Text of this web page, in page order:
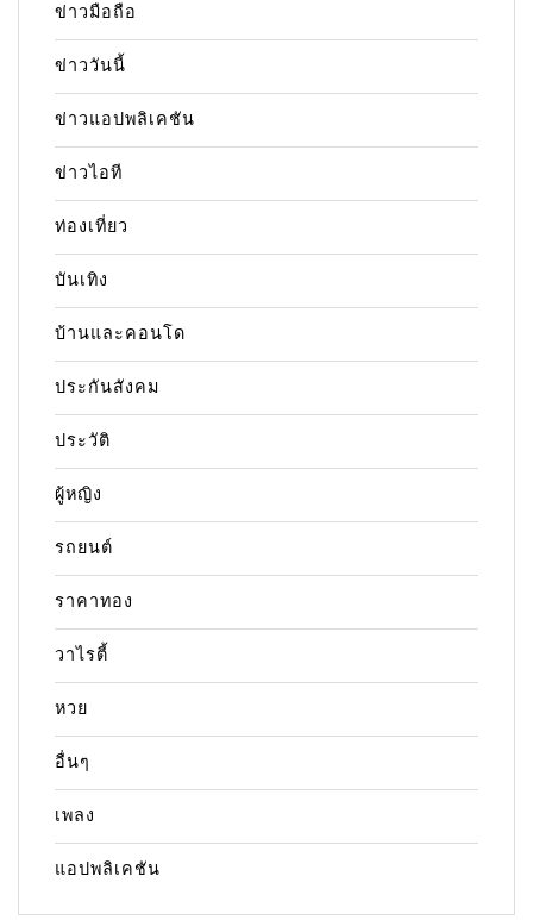
ข่าวมือถือ
ข่าววันนี้
ข่าวแอปพลิเคชัน
ข่าวไอที
ท่องเที่ยว
บันเทิง
บ้านและคอนโด
ประกันสังคม
ประวัติ
ผู้หญิง
รถยนต์
ราคาทอง
วาไรตี้
หวย
อื่นๆ
เพลง
แอปพลิเคชัน